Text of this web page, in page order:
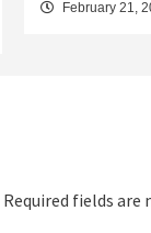
February 21,
Required fields are